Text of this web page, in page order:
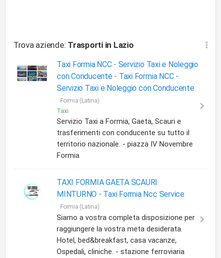
Trova aziende: Trasporti in Lazio
Taxi Formia NCC - Servizio Taxi e Noleggio
con Conducente - Taxi Formia NCC -
Servizio Taxi e Noleggio con Conducente
Formia (Latina)
Taxi
Servizio Taxi a Formia, Gaeta, Scauri e
trasferimenti con conducente su tutto il
territorio nazionale. - piazza IV Novembre
Formia
TAXI FORMIA GAETA SCAURI
MINTURNO - Taxi Formia Ncc Service
Formia (Latina)
Siamo a vostra completa disposizione per
raggiungere la vostra meta desiderata.
Hotel, bed&breakfast, casa vacanze,
Ospedali, cliniche. - stazione ferroviaria